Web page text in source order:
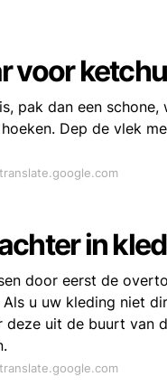
voor
pak dan een
Dep de vlek
in
door eerst de
u uw kleding niet
uit de buurt van